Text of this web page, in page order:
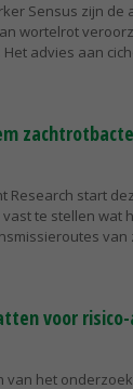
Sensus zijn de
wortelrot
advies aan
Research start
te stellen wat
van
voor
van het